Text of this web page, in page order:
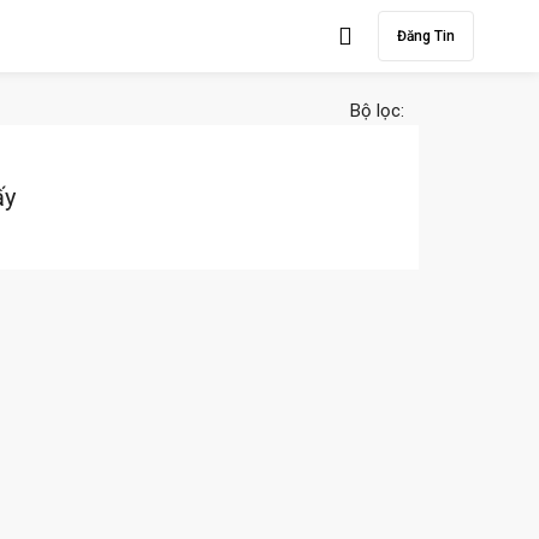
Đăng Tin
Bộ lọc: